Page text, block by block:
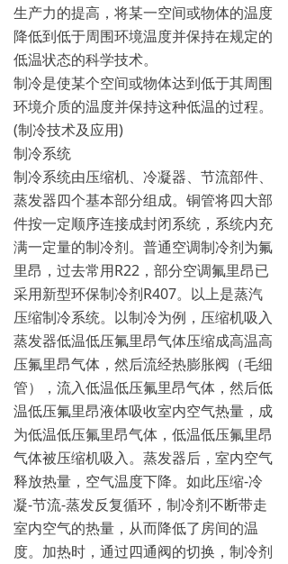
生产力的提高，将某一空间或物体的温度
降低到低于周围环境温度并保持在规定的
低温状态的科学技术。
制冷是使某个空间或物体达到低于其周围
环境介质的温度并保持这种低温的过程。
(制冷技术及应用)
制冷系统
制冷系统由压缩机、冷凝器、节流部件、
蒸发器四个基本部分组成。铜管将四大部
件按一定顺序连接成封闭系统，系统内充
满一定量的制冷剂。普通空调制冷剂为氟
里昂，过去常用R22，部分空调氟里昂已
采用新型环保制冷剂R407。以上是蒸汽
压缩制冷系统。以制冷为例，压缩机吸入
蒸发器低温低压氟里昂气体压缩成高温高
压氟里昂气体，然后流经热膨胀阀（毛细
管），流入低温低压氟里昂气体，然后低
温低压氟里昂液体吸收室内空气热量，成
为低温低压氟里昂气体，低温低压氟里昂
气体被压缩机吸入。蒸发器后，室内空气
释放热量，空气温度下降。如此压缩-冷
凝-节流-蒸发反复循环，制冷剂不断带走
室内空气的热量，从而降低了房间的温
度。加热时，通过四通阀的切换，制冷剂